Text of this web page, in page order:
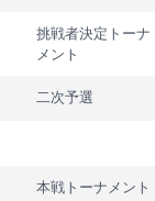
挑戦者決定トーナ
メント
二次予選
本戦トーナメント